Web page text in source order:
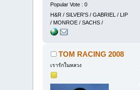
Popular Vote : 0
H&R / SILVER'S / GABRIEL / LIP
/ MONROE / SACHS /
TOM RACING 2008
เรารักในหลวง